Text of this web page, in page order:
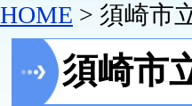
HOME > 須崎市
須崎市